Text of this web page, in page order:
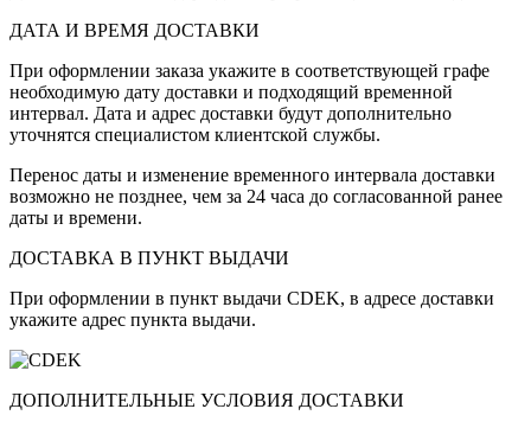
ДАТА И ВРЕМЯ ДОСТАВКИ
При оформлении заказа укажите в соответствующей графе
необходимую дату доставки и подходящий временной
интервал. Дата и адрес доставки будут дополнительно
уточнятся специалистом клиентской службы.
Перенос даты и изменение временного интервала доставки
возможно не позднее, чем за 24 часа до согласованной ранее
даты и времени.
ДОСТАВКА В ПУНКТ ВЫДАЧИ
При оформлении в пункт выдачи CDEK, в адресе доставки
укажите адрес пункта выдачи.
ДОПОЛНИТЕЛЬНЫЕ УСЛОВИЯ ДОСТАВКИ